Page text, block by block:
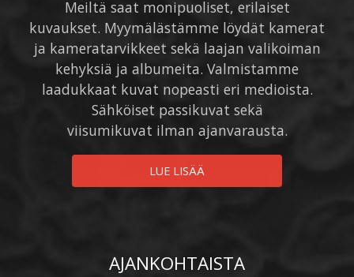
Meiltä saat monipuoliset, erilaiset
kuvaukset. Myymälästämme löydät kamerat
ja kameratarvikkeet sekä laajan valikoiman
kehyksiä ja albumeita. Valmistamme
laadukkaat kuvat nopeasti eri medioista.
Sähköiset passikuvat sekä
viisumikuvat ilman ajanvarausta.
LUE LISÄÄ
AJANKOHTAISTA